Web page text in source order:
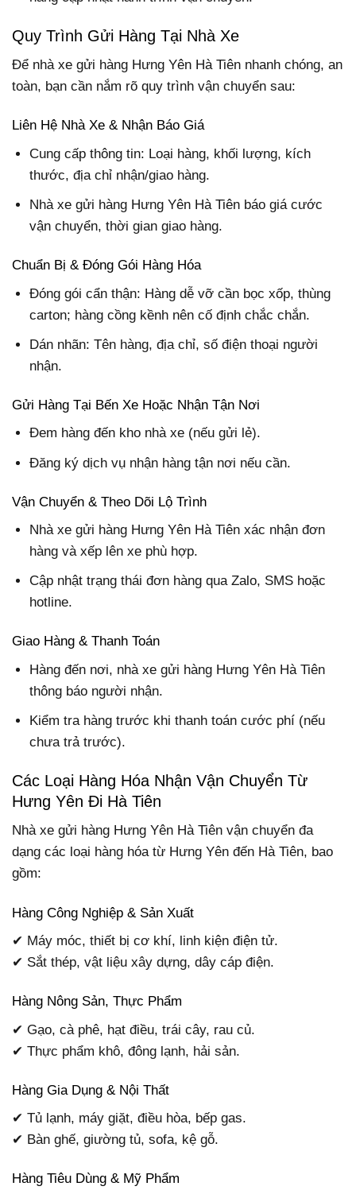
Quy Trình Gửi Hàng Tại Nhà Xe
Để nhà xe gửi hàng Hưng Yên Hà Tiên nhanh chóng, an
toàn, bạn cần nắm rõ quy trình vận chuyển sau:
Liên Hệ Nhà Xe & Nhận Báo Giá
Cung cấp thông tin: Loại hàng, khối lượng, kích
thước, địa chỉ nhận/giao hàng.
Nhà xe gửi hàng Hưng Yên Hà Tiên báo giá cước
vận chuyển, thời gian giao hàng.
Chuẩn Bị & Đóng Gói Hàng Hóa
Đóng gói cẩn thận: Hàng dễ vỡ cần bọc xốp, thùng
carton; hàng cồng kềnh nên cố định chắc chắn.
Dán nhãn: Tên hàng, địa chỉ, số điện thoại người
nhận.
Gửi Hàng Tại Bến Xe Hoặc Nhận Tận Nơi
Đem hàng đến kho nhà xe (nếu gửi lẻ).
Đăng ký dịch vụ nhận hàng tận nơi nếu cần.
Vận Chuyển & Theo Dõi Lộ Trình
Nhà xe gửi hàng Hưng Yên Hà Tiên xác nhận đơn
hàng và xếp lên xe phù hợp.
Cập nhật trạng thái đơn hàng qua Zalo, SMS hoặc
hotline.
Giao Hàng & Thanh Toán
Hàng đến nơi, nhà xe gửi hàng Hưng Yên Hà Tiên
thông báo người nhận.
Kiểm tra hàng trước khi thanh toán cước phí (nếu
chưa trả trước).
Các Loại Hàng Hóa Nhận Vận Chuyển Từ
Hưng Yên Đi Hà Tiên
Nhà xe gửi hàng Hưng Yên Hà Tiên vận chuyển đa
dạng các loại hàng hóa từ Hưng Yên đến Hà Tiên, bao
gồm:
Hàng Công Nghiệp & Sản Xuất
✔ Máy móc, thiết bị cơ khí, linh kiện điện tử.
✔ Sắt thép, vật liệu xây dựng, dây cáp điện.
Hàng Nông Sản, Thực Phẩm
✔ Gạo, cà phê, hạt điều, trái cây, rau củ.
✔ Thực phẩm khô, đông lạnh, hải sản.
Hàng Gia Dụng & Nội Thất
✔ Tủ lạnh, máy giặt, điều hòa, bếp gas.
✔ Bàn ghế, giường tủ, sofa, kệ gỗ.
Hàng Tiêu Dùng & Mỹ Phẩm